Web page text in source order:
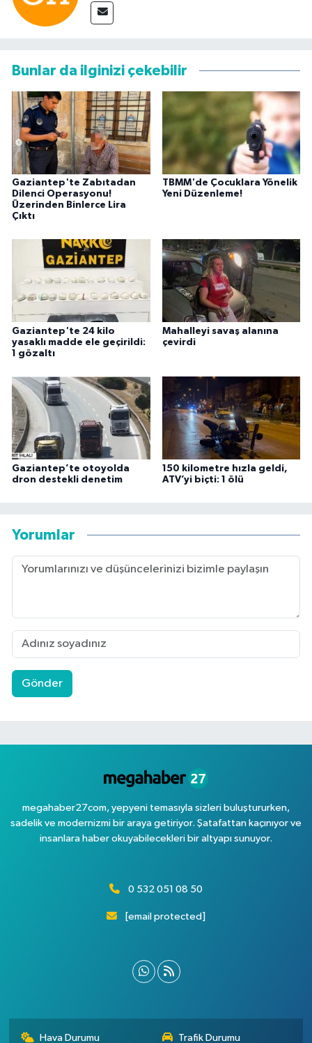
Bunlar da ilginizi çekebilir
Gaziantep'te Zabıtadan
Dilenci Operasyonu!
Üzerinden Binlerce Lira
Çıktı
TBMM'de Çocuklara Yönelik
Yeni Düzenleme!
Gaziantep'te 24 kilo
yasaklı madde ele geçirildi:
1 gözaltı
Mahalleyi savaş alanına
çevirdi
Gaziantep’te otoyolda
dron destekli denetim
150 kilometre hızla geldi,
ATV’yi biçti: 1 ölü
Yorumlar
Gönder
megahaber27com, yepyeni temasıyla sizleri buluştururken,
sadelik ve modernizmi bir araya getiriyor. Şatafattan kaçınıyor ve
insanlara haber okuyabilecekleri bir altyapı sunuyor.
0 532 051 08 50
[email protected]
Hava Durumu Trafik Durumu